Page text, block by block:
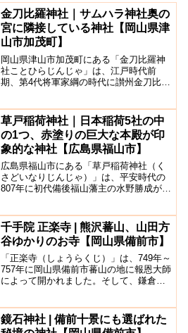
金刀比羅神社｜サムハラ神社奥の
宮に隣接している神社【岡山県津
山市加茂町】
岡山県津山市加茂町にある「金刀比羅神
社ことひらじんじゃ」は、江戸時代前
期、第4代将軍家綱の時代に讃州金刀比羅
祀政策から十九社を次々に合祀し村社と
して地域一帯の鎮守となり...
草戸稲荷神社｜日本稲荷5社の中
の1つ、赤塗りの巨大な本殿が印
象的な神社【広島県福山市】
広島県福山市にある「草戸稲荷神社（く
さどいなりじんじゃ）」は、平安時代の
807年に初代備後福山藩主の水野勝成が再
草戸稲荷神社は京都伏見稲荷の系列の中
の日本稲荷5社の中の...
千手院 正楽寺 | 熊沢蕃山、山田方
谷ゆかりのお寺【岡山県備前市】
「正楽寺（しょうらくじ）」は、749年～
757年に岡山県備前市蕃山の地に報恩大師
によって開かれました。そして、鎌倉時
観音霊場第３番札所にもなっています。
その後も岡山藩主...
鏡石神社 | 備前十景にも選ばれた